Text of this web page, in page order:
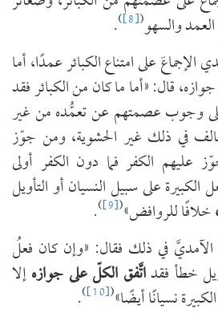
والسهو(
[8]
)
.
على امتناع الكبائر عمدًا، أما
قال: «أما ما كان من الكبائر فقد
على وجوب عصمتهم عن تعمُّده من غير
في ذلك غير الحشوية، ومن جوّز
عليهم الكفر فما دون الكفر أولى
الكبيرة على سبيل النسيان أو التأويل
خلافًا للروافض»(
[9]
)
.
في ذلك فقال: «وإن كان فعلُ
خطأ فقداتَّفق الكلّ على جوازهإلا
نسيانًا أيضًا»(
[10]
)
.